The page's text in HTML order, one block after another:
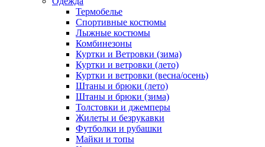
Термобелье
Спортивные костюмы
Лыжные костюмы
Комбинезоны
Куртки и Ветровки (зима)
Куртки и ветровки (лето)
Куртки и ветровки (весна/осень)
Штаны и брюки (лето)
Штаны и брюки (зима)
Толстовки и джемперы
Жилеты и безрукавки
Футболки и рубашки
Майки и топы